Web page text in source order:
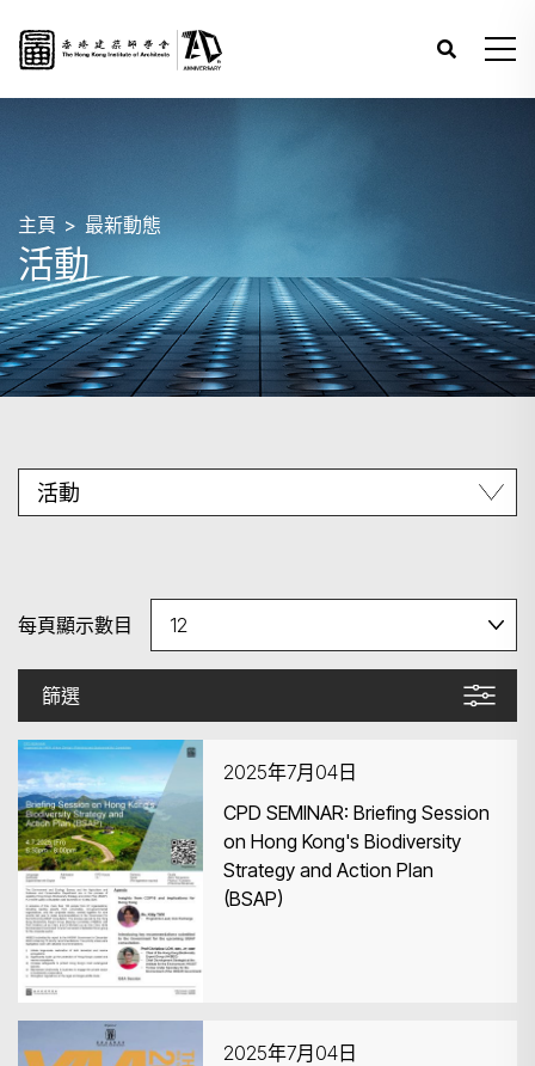
主頁 最新動態
活動
篩選
每頁顯示數目
2025年7月04日
CPD SEMINAR: Briefing Session
on Hong Kong's Biodiversity
Strategy and Action Plan
(BSAP)
2025年7月04日